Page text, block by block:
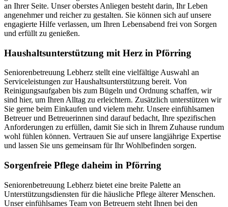
an Ihrer Seite. Unser oberstes Anliegen besteht darin, Ihr Leben
angenehmer und reicher zu gestalten. Sie können sich auf unsere
engagierte Hilfe verlassen, um Ihren Lebensabend frei von Sorgen
und erfüllt zu genießen.
Haushalts­unterstützung mit Herz in Pförring
Seniorenbetreuung Lebherz stellt eine vielfältige Auswahl an
Serviceleistungen zur Haushaltsunterstützung bereit. Von
Reinigungsaufgaben bis zum Bügeln und Ordnung schaffen, wir
sind hier, um Ihren Alltag zu erleichtern. Zusätzlich unterstützen wir
Sie gerne beim Einkaufen und vielem mehr. Unsere einfühlsamen
Betreuer und Betreuerinnen sind darauf bedacht, Ihre spezifischen
Anforderungen zu erfüllen, damit Sie sich in Ihrem Zuhause rundum
wohl fühlen können. Vertrauen Sie auf unsere langjährige Expertise
und lassen Sie uns gemeinsam für Ihr Wohlbefinden sorgen.
Sorgenfreie Pflege daheim in Pförring
Seniorenbetreuung Lebherz bietet eine breite Palette an
Unterstützungsdiensten für die häusliche Pflege älterer Menschen.
Unser einfühlsames Team von Betreuern steht Ihnen bei den